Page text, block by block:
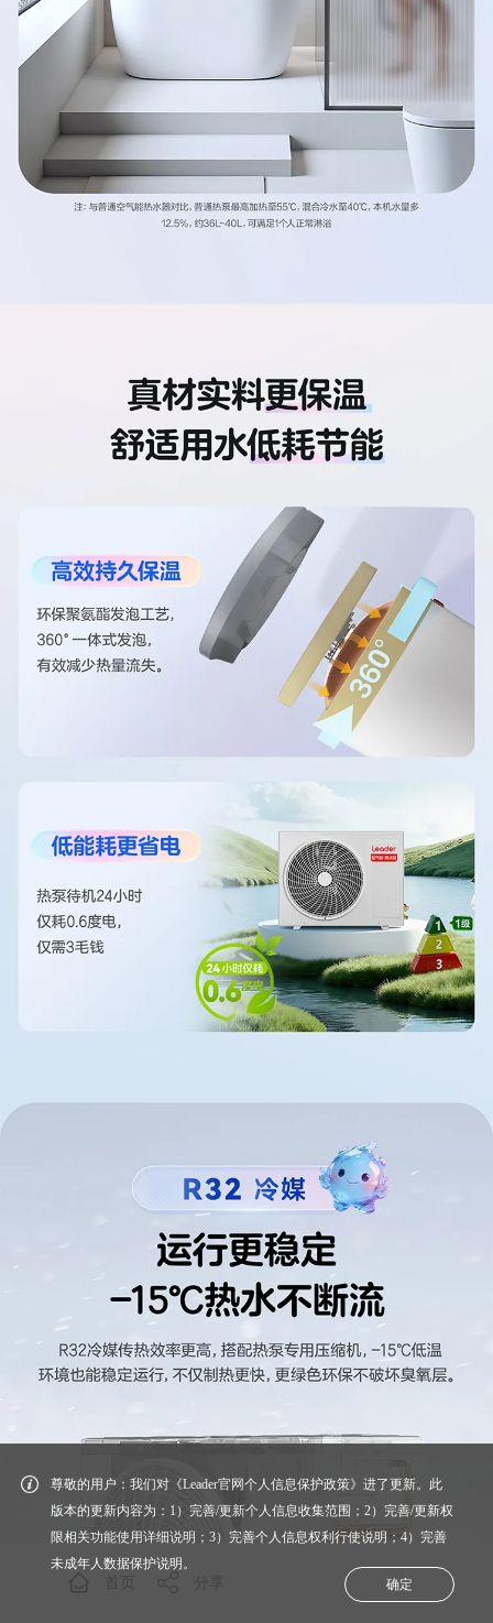
尊敬的用户：我们对《Leader官网个人信息保护政策》进了更新。此
版本的更新内容为：1）完善/更新个人信息收集范围；2）完善/更新权
限相关功能使用详细说明；3）完善个人信息权利行使说明；4）完善
未成年人数据保护说明。
确定